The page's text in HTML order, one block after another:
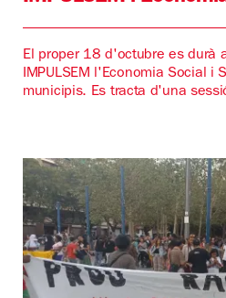
El proper 18 d'octubre es durà
IMPULSEM l'Economia Social i
municipis. Es tracta d'una